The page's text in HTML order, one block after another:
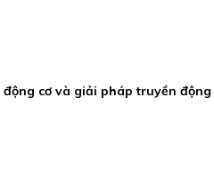
động cơ và giải pháp truyền động